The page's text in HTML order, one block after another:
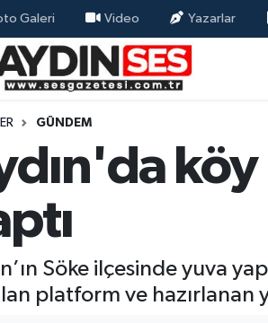
Galeri Video Yazarlar
GÜNDEM
Söke ilçesinde yuva
platform ve hazırlanan
Eczaneler
Durumu
Vakitleri
Yoğunluk Haritası
Durumu ve Fikstür